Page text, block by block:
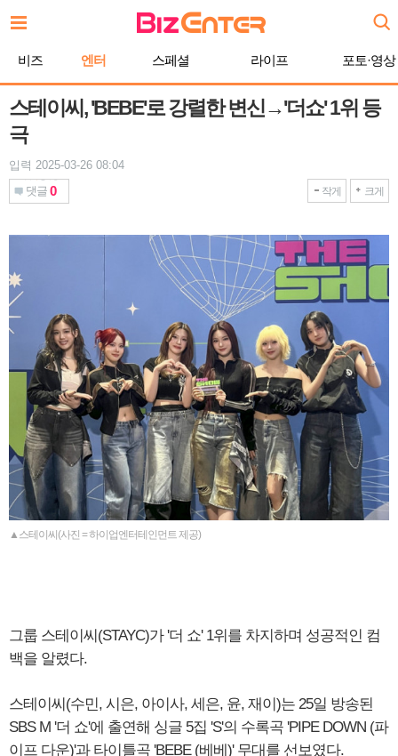
문
비즈 엔터 스페셜 라이프 포토·영상
스테이씨, 'BEBE'로 강렬한 변신→'더쇼' 1위 등
극
입력 2025-03-26 08:04
댓글 0 작게 크게
▲스테이씨(사진 = 하이업엔터테인먼트 제공)
그룹 스테이씨(STAYC)가 '더 쇼' 1위를 차지하며 성공적인 컴
백을 알렸다.
스테이씨(수민, 시은, 아이사, 세은, 윤, 재이)는 25일 방송된
SBS M '더 쇼'에 출연해 싱글 5집 'S'의 수록곡 'PIPE DOWN (파
이프 다운)'과 타이틀곡 'BEBE (베베)' 무대를 선보였다.​